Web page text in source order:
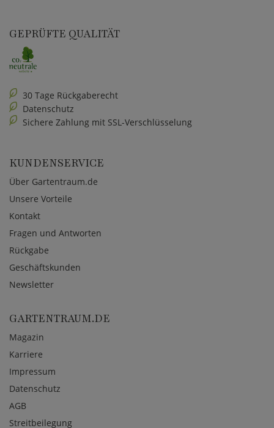
GEPRÜFTE QUALITÄT
30 Tage Rückgaberecht
Datenschutz
Sichere Zahlung mit SSL-Verschlüsselung
KUNDENSERVICE
Über Gartentraum.de
Unsere Vorteile
Kontakt
Fragen und Antworten
Rückgabe
Geschäftskunden
Newsletter
GARTENTRAUM.DE
Magazin
Karriere
Impressum
Datenschutz
AGB
Streitbeilegung